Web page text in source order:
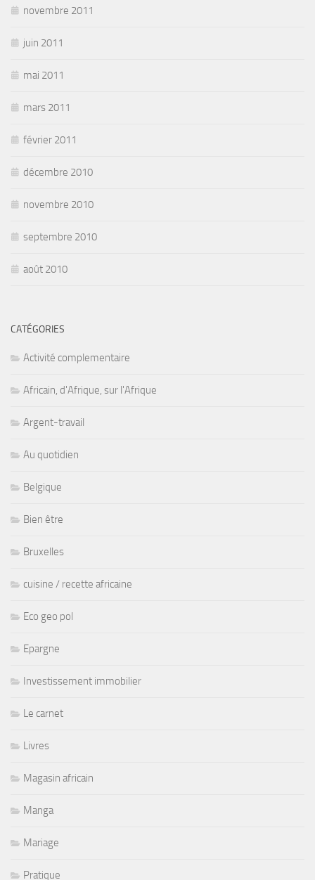
novembre 2011
juin 2011
mai 2011
mars 2011
février 2011
décembre 2010
novembre 2010
septembre 2010
août 2010
CATÉGORIES
Activité complementaire
Africain, d'Afrique, sur l'Afrique
Argent-travail
Au quotidien
Belgique
Bien être
Bruxelles
cuisine / recette africaine
Eco geo pol
Epargne
Investissement immobilier
Le carnet
Livres
Magasin africain
Manga
Mariage
Pratique